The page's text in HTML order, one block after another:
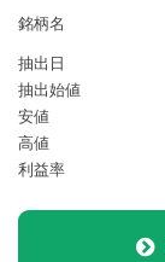
銘柄名
抽出日
抽出始値
安値
高値
利益率